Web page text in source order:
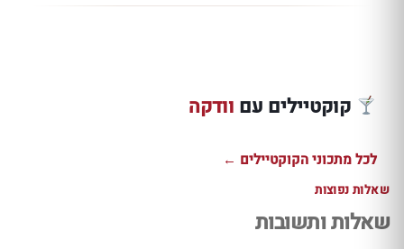
קוקטיילים עם וודקה למתכון ← למתכון ←
לכל מתכוני הקוקטיילים ←
שאלות נפוצות
שאלות ותשובות